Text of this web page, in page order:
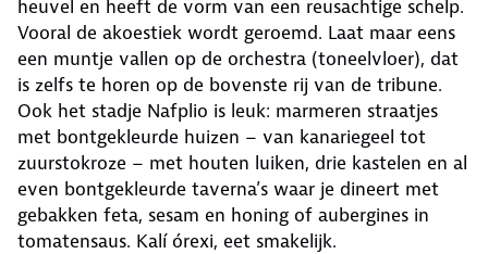
heuvel en heeft de vorm van een reusachtige schelp.
Vooral de akoestiek wordt geroemd. Laat maar eens
een muntje vallen op de orchestra (toneelvloer), dat
is zelfs te horen op de bovenste rij van de tribune.
Ook het stadje Nafplio is leuk: marmeren straatjes
met bontgekleurde huizen – van kanariegeel tot
zuurstokroze – met houten luiken, drie kastelen en al
even bontgekleurde taverna’s waar je dineert met
gebakken feta, sesam en honing of aubergines in
tomatensaus. Kalí órexi, eet smakelijk.